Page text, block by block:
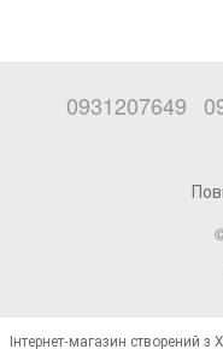
0931207649
Інтернет-магазин створений з